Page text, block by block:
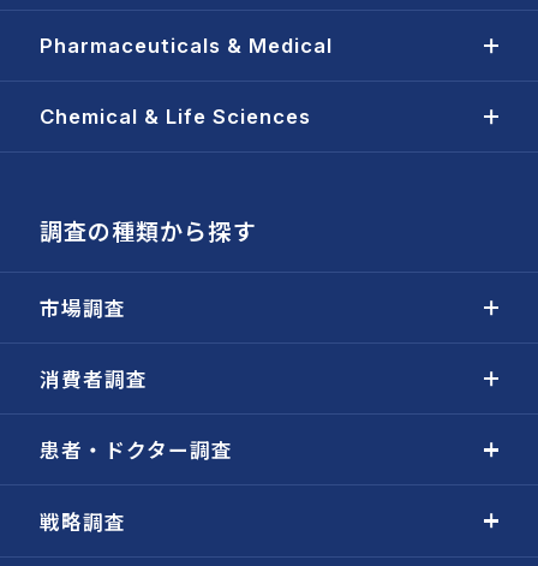
Pharmaceuticals & Medical
Chemical & Life Sciences
調査の種類から探す
市場調査
消費者調査
患者・ドクター調査
戦略調査